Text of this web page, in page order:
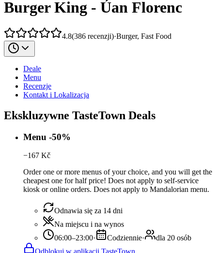
Burger King - Úan Florenc
4.8(386 recenzji)·Burger, Fast Food
Deale
Menu
Recenzje
Kontakt i Lokalizacja
Ekskluzywne TasteTown Deals
Menu -50%
−167 Kč
Order one or more menus of your choice, and you will get the
cheapest one for half price! Does not apply to self-service
kiosk or online orders. Does not apply to Mandalorian menu.
Odnawia się za 14 dni
Na miejscu i na wynos
06:00–23:00· Codziennie·
dla 20 osób